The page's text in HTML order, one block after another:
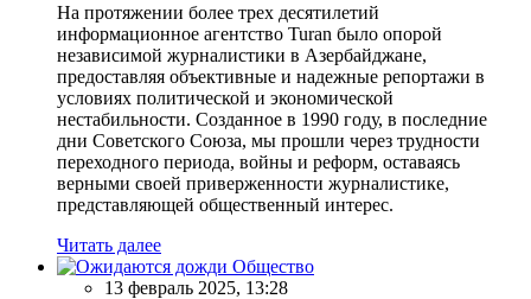
На протяжении более трех десятилетий
информационное агентство Turan было опорой
независимой журналистики в Азербайджане,
предоставляя объективные и надежные репортажи в
условиях политической и экономической
нестабильности. Созданное в 1990 году, в последние
дни Советского Союза, мы прошли через трудности
переходного периода, войны и реформ, оставаясь
верными своей приверженности журналистике,
представляющей общественный интерес.
Читать далее
Общество
13 февраль 2025, 13:28